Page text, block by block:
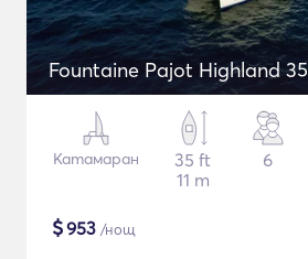
Fountaine Pajot Highland 35
Катамаран
35 ft
11 m
6
$953 /нощ